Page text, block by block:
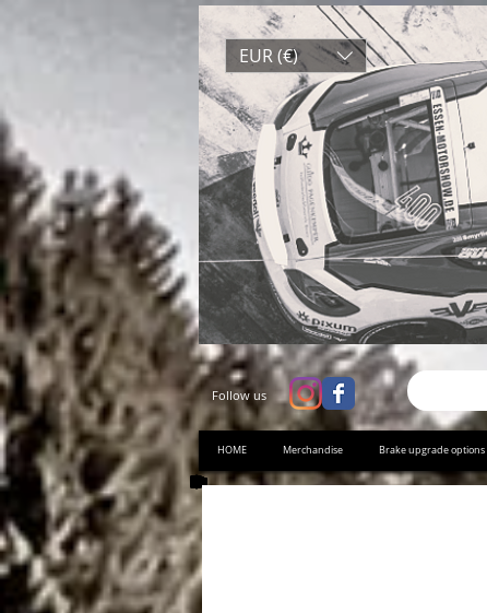
EUR (€)
Follow us
HOME Merchandise Brake upgrade options